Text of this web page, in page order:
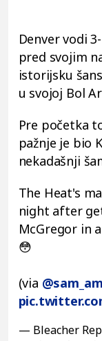
Denver vodi
pred svojim
istorijsku
u svojoj Bol
Pre početka
pažnje je bio
nekadašnji
The Heat's
night after
McGregor in
😳
(via
— Bleacher